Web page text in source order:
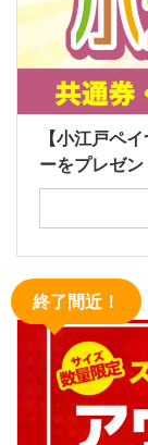
【小江戸ペ
ーをプレゼン
終了間近！